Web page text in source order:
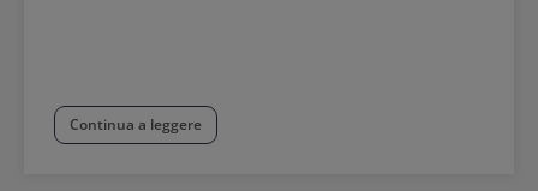
Continua a leggere